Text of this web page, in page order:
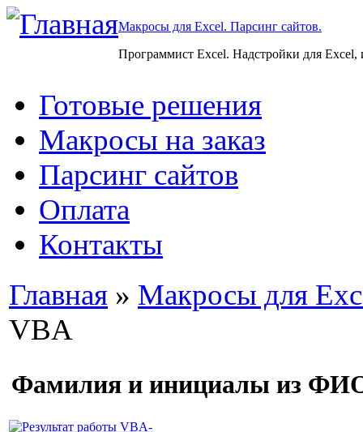
Макросы для Excel. Парсинг сайтов.
Программист Excel. Надстройки для Excel,
Готовые решения
Макросы на заказ
Парсинг сайтов
Оплата
Контакты
Главная » Макросы для
VBA
Фамилия и инициалы из